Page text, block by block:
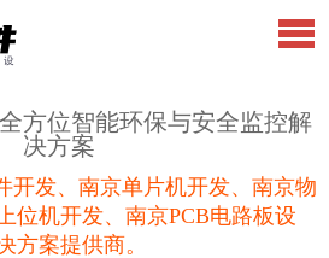
方位智能环保与安全监控解
决方案
开发、南京单片机开发、南京物
位机开发、南京PCB电路板设
方案提供商。